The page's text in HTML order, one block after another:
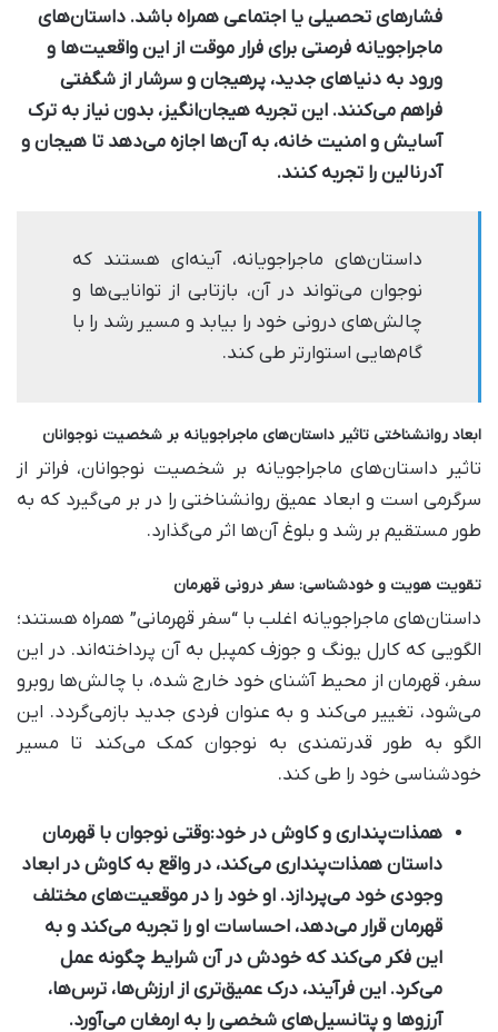
فشارهای تحصیلی یا اجتماعی همراه باشد. داستان‌های
ماجراجویانه فرصتی برای فرار موقت از این واقعیت‌ها و
ورود به دنیاهای جدید، پرهیجان و سرشار از شگفتی
فراهم می‌کنند. این تجربه هیجان‌انگیز، بدون نیاز به ترک
آسایش و امنیت خانه، به آن‌ها اجازه می‌دهد تا هیجان و
آدرنالین را تجربه کنند.
داستان‌های ماجراجویانه، آینه‌ای هستند که
نوجوان می‌تواند در آن، بازتابی از توانایی‌ها و
چالش‌های درونی خود را بیابد و مسیر رشد را با
گام‌هایی استوارتر طی کند.
ابعاد روانشناختی تاثیر داستان‌های ماجراجویانه بر شخصیت نوجوانان
تاثیر داستان‌های ماجراجویانه بر شخصیت نوجوانان، فراتر از
سرگرمی است و ابعاد عمیق روانشناختی را در بر می‌گیرد که به
طور مستقیم بر رشد و بلوغ آن‌ها اثر می‌گذارد.
تقویت هویت و خودشناسی: سفر درونی قهرمان
داستان‌های ماجراجویانه اغلب با “سفر قهرمانی” همراه هستند؛
الگویی که کارل یونگ و جوزف کمپبل به آن پرداخته‌اند. در این
سفر، قهرمان از محیط آشنای خود خارج شده، با چالش‌ها روبرو
می‌شود، تغییر می‌کند و به عنوان فردی جدید بازمی‌گردد. این
الگو به طور قدرتمندی به نوجوان کمک می‌کند تا مسیر
خودشناسی خود را طی کند.
همذات‌پنداری و کاوش در خود:وقتی نوجوان با قهرمان
داستان همذات‌پنداری می‌کند، در واقع به کاوش در ابعاد
وجودی خود می‌پردازد. او خود را در موقعیت‌های مختلف
قهرمان قرار می‌دهد، احساسات او را تجربه می‌کند و به
این فکر می‌کند که خودش در آن شرایط چگونه عمل
می‌کرد. این فرآیند، درک عمیق‌تری از ارزش‌ها، ترس‌ها،
آرزوها و پتانسیل‌های شخصی را به ارمغان می‌آورد.